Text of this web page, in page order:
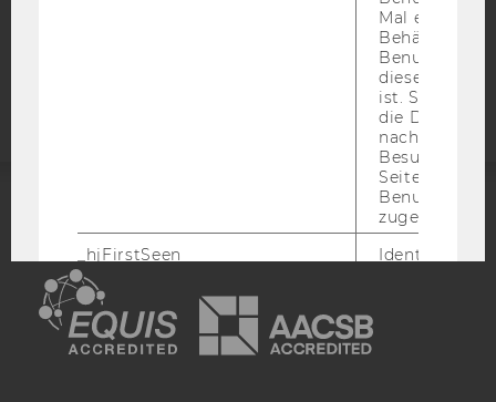
Barrierefreiheitserklärung
EQUIS
Mal eine
Behält die
Benutzer-ID
diese Seite
ist. Stellt
die Daten von
Besuchen
Seite
Benutzer-ID
zugeordnet
_hjFirstSeen
Identifiziert